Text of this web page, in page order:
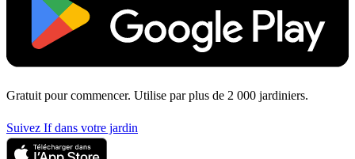
Gratuit pour commencer. Utilise par plus de 2 000 jardiniers.
Suivez If dans votre jardin